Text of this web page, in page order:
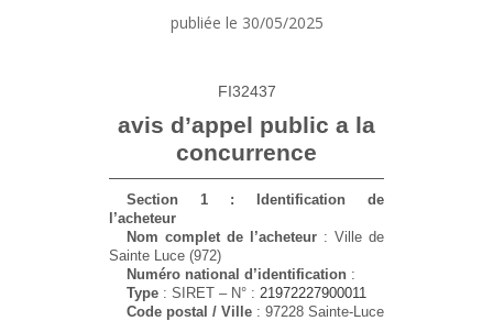
publiée le 30/05/2025
FI32437
avis d’appel public a la
concurrence
Section 1 : Identification de
l’acheteur
Nom complet de l’acheteur : Ville de
Sainte Luce (972)
Numéro national d’identification :
Type : SIRET – N° : 21972227900011
Code postal / Ville : 97228 Sainte-Luce